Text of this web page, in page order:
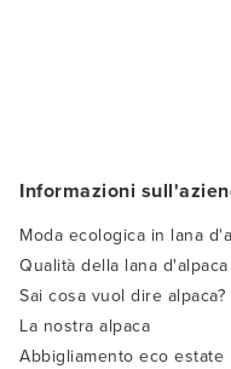
Informazioni
Moda ecologica in lana
Qualità della lana d'alpaca
Sai cosa vuol dire alpaca?
La nostra alpaca
Abbigliamento eco estate